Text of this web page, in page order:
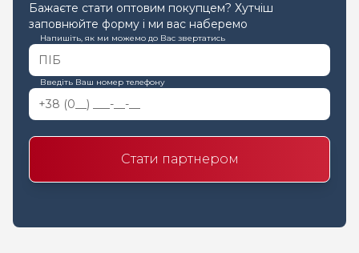
Бажаєте стати оптовим покупцем? Хутчіш
заповнюйте форму і ми вас наберемо
Напишіть, як ми можемо до Вас звертатись
Введіть Ваш номер телефону
Стати партнером